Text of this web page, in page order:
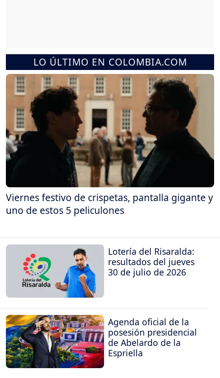
LO ÚLTIMO EN COLOMBIA.COM
Viernes festivo de crispetas, pantalla gigante y
uno de estos 5 peliculones
Lotería del Risaralda:
resultados del jueves
30 de julio de 2026
Agenda oficial de la
posesión presidencial
de Abelardo de la
Espriella